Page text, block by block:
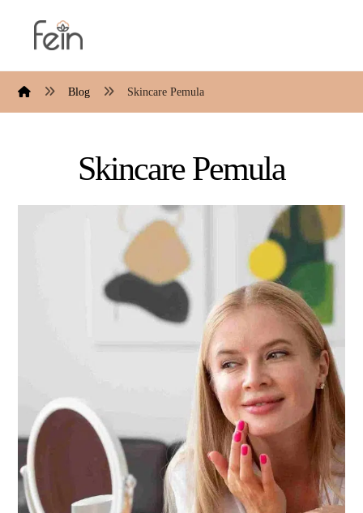
Blog Skincare Pemula
Skincare Pemula